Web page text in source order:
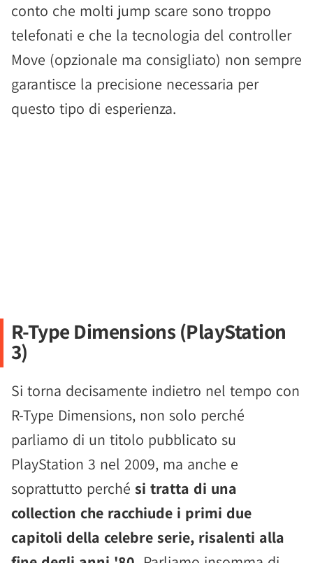
conto che molti jump scare sono troppo
telefonati e che la tecnologia del controller
Move (opzionale ma consigliato) non sempre
garantisce la precisione necessaria per
questo tipo di esperienza.
R-Type Dimensions (PlayStation
3)
Si torna decisamente indietro nel tempo con
R-Type Dimensions, non solo perché
parliamo di un titolo pubblicato su
PlayStation 3 nel 2009, ma anche e
soprattutto perché si tratta di una
collection che racchiude i primi due
capitoli della celebre serie, risalenti alla